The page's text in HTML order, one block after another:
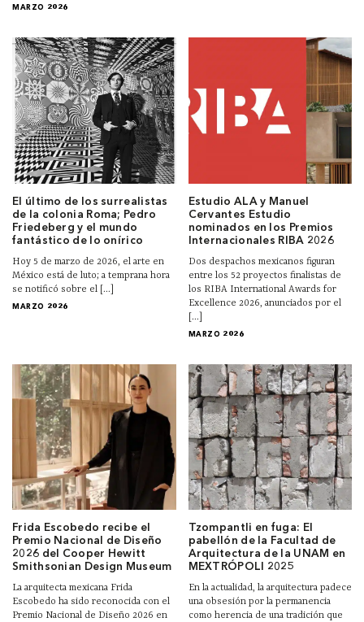
MARZO 2026
El último de los surrealistas
de la colonia Roma; Pedro
Friedeberg y el mundo
fantástico de lo onírico
Hoy 5 de marzo de 2026, el arte en
México está de luto; a temprana hora
se notificó sobre el [...]
MARZO 2026
Estudio ALA y Manuel
Cervantes Estudio
nominados en los Premios
Internacionales RIBA 2026
Dos despachos mexicanos figuran
entre los 52 proyectos finalistas de
los RIBA International Awards for
Excellence 2026, anunciados por el
[...]
MARZO 2026
Frida Escobedo recibe el
Premio Nacional de Diseño
2026 del Cooper Hewitt
Smithsonian Design Museum
La arquitecta mexicana Frida
Escobedo ha sido reconocida con el
Premio Nacional de Diseño 2026 en
Tzompantli en fuga: El
pabellón de la Facultad de
Arquitectura de la UNAM en
MEXTRÓPOLI 2025
En la actualidad, la arquitectura padece
una obsesión por la permanencia
como herencia de una tradición que